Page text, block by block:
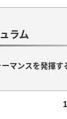
ラム
マンスを発揮す